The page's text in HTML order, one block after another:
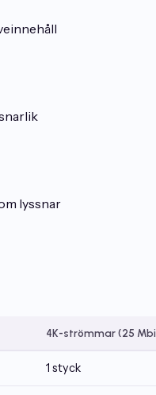
lyssnar
4K-strömmar (25
1 styck